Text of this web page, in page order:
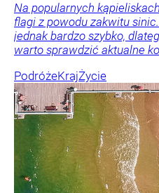
Na popularnych
flagi z powodu zakwitu
jednak bardzo szybko,
warto sprawdzić aktualne
PodróżeKrajŻycie